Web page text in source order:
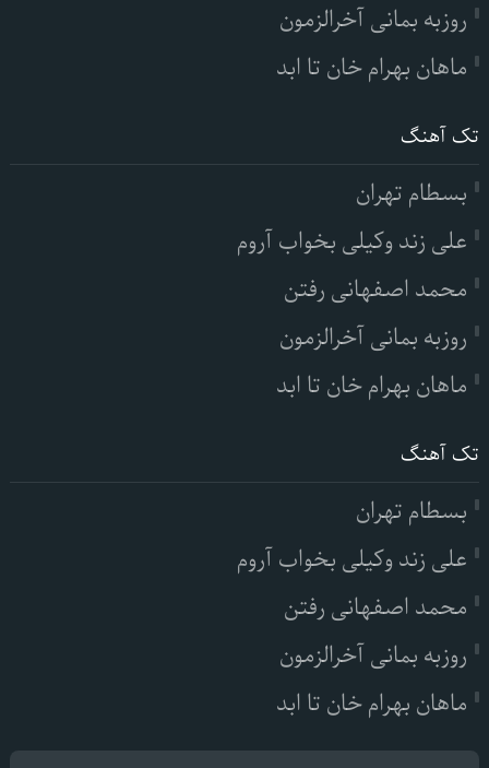
روزبه بمانی آخرالزمون
ماهان بهرام خان تا ابد
تک آهنگ
بسطام تهران
علی زند وکیلی بخواب آروم
محمد اصفهانی رفتن
روزبه بمانی آخرالزمون
ماهان بهرام خان تا ابد
تک آهنگ
بسطام تهران
علی زند وکیلی بخواب آروم
محمد اصفهانی رفتن
روزبه بمانی آخرالزمون
ماهان بهرام خان تا ابد